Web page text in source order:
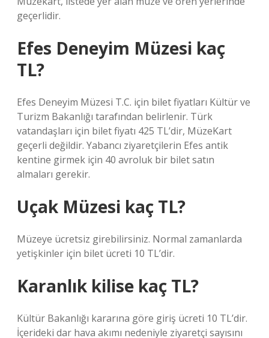
geçerlidir.
Efes Deneyim Müzesi kaç
TL?
Efes Deneyim Müzesi T.C. için bilet fiyatları Kültür ve
Turizm Bakanlığı tarafından belirlenir. Türk
vatandaşları için bilet fiyatı 425 TL’dir, MüzeKart
geçerli değildir. Yabancı ziyaretçilerin Efes antik
kentine girmek için 40 avroluk bir bilet satın
almaları gerekir.
Uçak Müzesi kaç TL?
Müzeye ücretsiz girebilirsiniz. Normal zamanlarda
yetişkinler için bilet ücreti 10 TL’dir.
Karanlık kilise kaç TL?
Kültür Bakanlığı kararına göre giriş ücreti 10 TL’dir.
İçerideki dar hava akımı nedeniyle ziyaretçi sayısını